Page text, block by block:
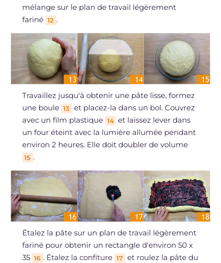
mélange sur le plan de travail légèrement
fariné 12 .
Travaillez jusqu'à obtenir une pâte lisse, formez
une boule 13
et placez-la dans un bol. Couvrez
avec un film plastique 14 et laissez lever dans
un four éteint avec la lumière allumée pendant
environ 2 heures. Elle doit doubler de volume
15 .
Étalez la pâte sur un plan de travail légèrement
fariné pour obtenir un rectangle d'environ 50 x
35 16 . Étalez la confiture 17 et roulez la pâte du